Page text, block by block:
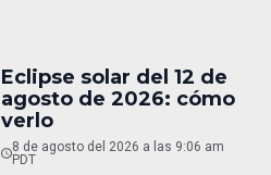
Eclipse solar del 12 de
agosto de 2026: cómo
verlo
8 de agosto del 2026 a las 9:06 am
PDT